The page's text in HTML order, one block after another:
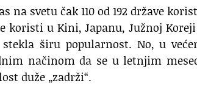
na svetu čak 110 od 192 države
koristi u Kini, Japanu, Južnoj
širu popularnost. No, u
načinom da se u letnjim
duže „zadrži“.